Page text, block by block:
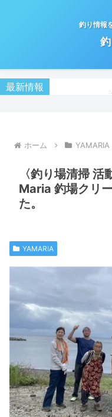
釣り情報
最新情報
ホーム YAMARIA
〈釣り場清掃
Maria 釣場クリ
た。
YAMARIA